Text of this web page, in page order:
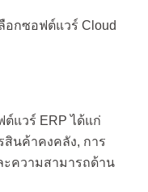
กซอฟต์แวร์ Cloud
แวร์ ERP ได้แก่
สินค้าคงคลัง, การ
ะความสามารถด้าน